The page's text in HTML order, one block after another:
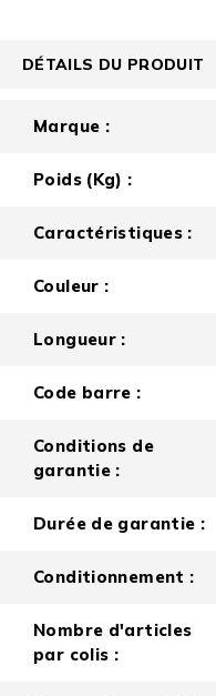
DÉTAILS DU PRODUIT
Marque :
Poids (Kg) :
Caractéristiques :
Couleur :
Longueur :
Code barre :
Conditions de
garantie :
Durée de garantie :
Conditionnement :
Nombre d'articles
par colis :